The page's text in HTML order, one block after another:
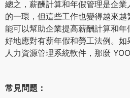
總之，薪酬計算和年假管理是企
的一環，但這些工作也變得越來
能可以幫助企業提高薪酬計算和
好地應對有薪年假和勞工法例。
人力資源管理系統軟件，那麼
常見問題：